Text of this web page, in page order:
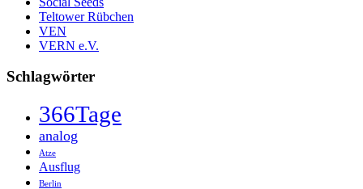
Teltower Rübchen
VEN
VERN e.V.
Schlagwörter
366Tage
analog
Atze
Ausflug
Berlin